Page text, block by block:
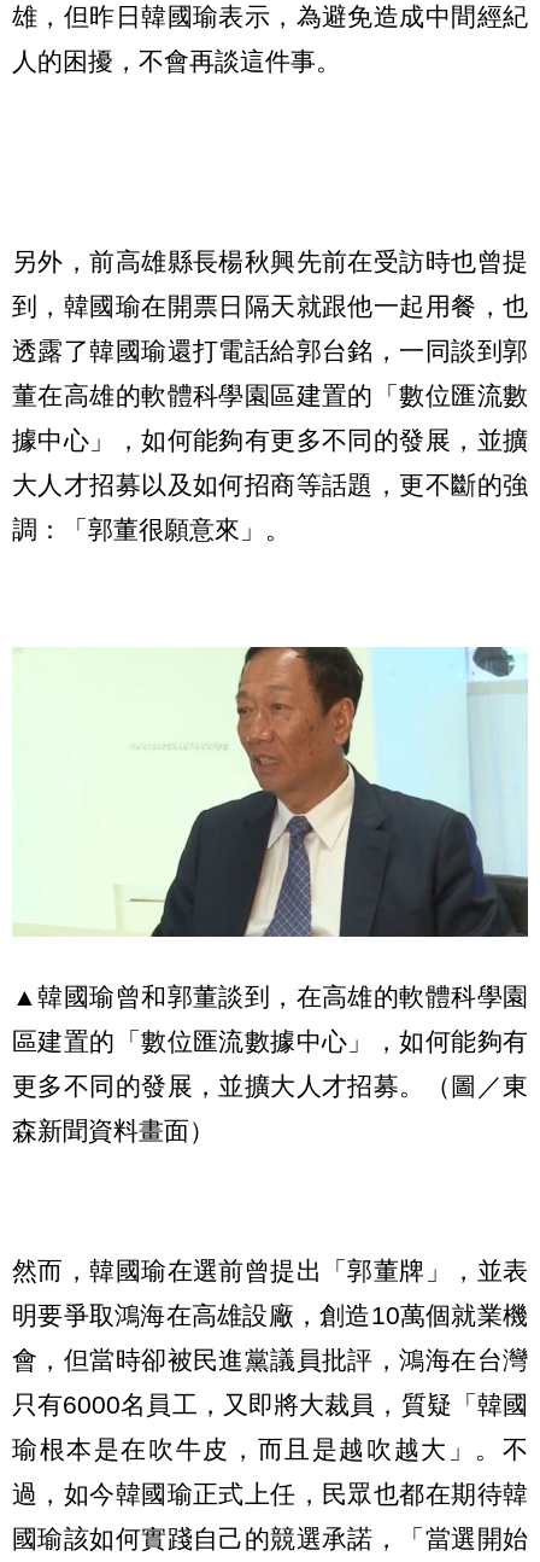
雄，但昨日韓國瑜表示，為避免造成中間經紀
人的困擾，不會再談這件事。
另外，前高雄縣長楊秋興先前在受訪時也曾提
到，韓國瑜在開票日隔天就跟他一起用餐，也
透露了韓國瑜還打電話給郭台銘，一同談到郭
董在高雄的軟體科學園區建置的「數位匯流數
據中心」，如何能夠有更多不同的發展，並擴
大人才招募以及如何招商等話題，更不斷的強
調：「郭董很願意來」。
▲韓國瑜曾和郭董談到，在高雄的軟體科學園
區建置的「數位匯流數據中心」，如何能夠有
更多不同的發展，並擴大人才招募。（圖／東
森新聞資料畫面）
然而，韓國瑜在選前曾提出「郭董牌」，並表
明要爭取鴻海在高雄設廠，創造10萬個就業機
會，但當時卻被民進黨議員批評，鴻海在台灣
只有6000名員工，又即將大裁員，質疑「韓國
瑜根本是在吹牛皮，而且是越吹越大」。不
過，如今韓國瑜正式上任，民眾也都在期待韓
國瑜該如何實踐自己的競選承諾，「當選開始